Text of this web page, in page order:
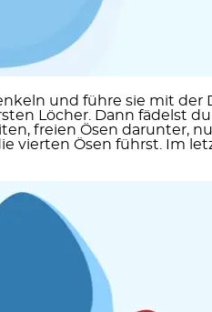
und führe sie mit der
Löcher. Dann fädelst
freien Ösen darunter,
Ösen führst. Im